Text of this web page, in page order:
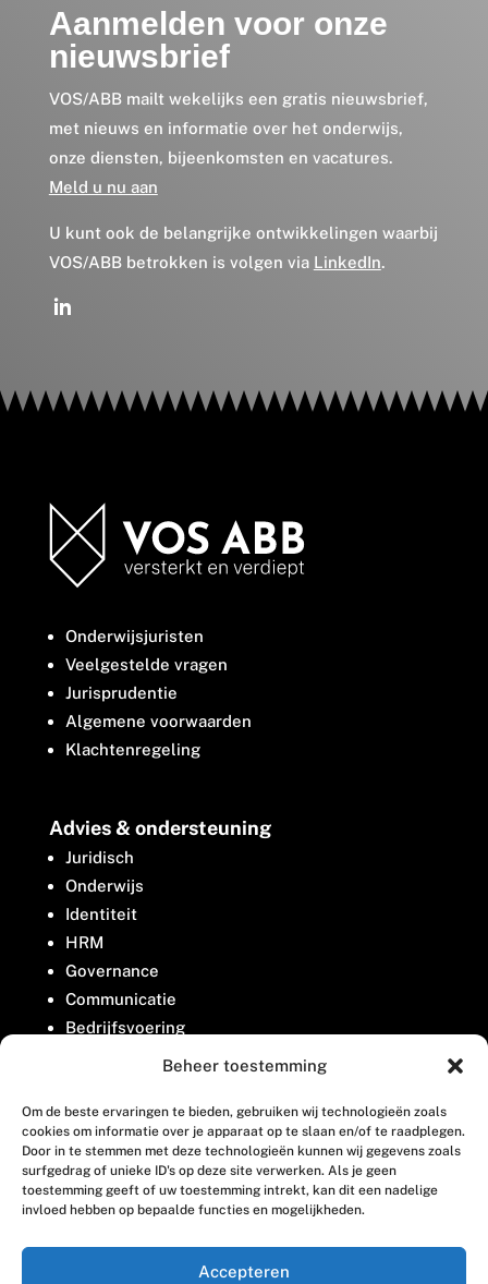
Beheer toestemming
Om de beste ervaringen te bieden, gebruiken wij technologieën zoals
cookies om informatie over je apparaat op te slaan en/of te raadplegen.
Door in te stemmen met deze technologieën kunnen wij gegevens zoals
surfgedrag of unieke ID's op deze site verwerken. Als je geen
toestemming geeft of uw toestemming intrekt, kan dit een nadelige
invloed hebben op bepaalde functies en mogelijkheden.
Accepteren
Aanmelden voor onze
nieuwsbrief
VOS/ABB mailt wekelijks een gratis nieuwsbrief,
met nieuws en informatie over het onderwijs,
onze diensten, bijeenkomsten en vacatures.
Meld u nu aan
U kunt ook de belangrijke ontwikkelingen waarbij
VOS/ABB betrokken is volgen via LinkedIn.
Onderwijsjuristen
Veelgestelde vragen
Jurisprudentie
Algemene voorwaarden
Klachtenregeling
Advies & ondersteuning
Juridisch
Onderwijs
Identiteit
HRM
Governance
Communicatie
Bedrijfsvoering
Belangenbehartiging
Contact
Houttuinlaan 8
3447 GM Woerden